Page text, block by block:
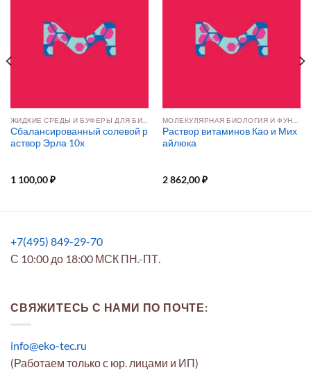
Сбалансированный солевой р
аствор Эрла 10x
1 100,00₽
Раствор витаминов Као и Мих
айлюка
2 862,00₽
+7(495) 849-29-70
С 10:00 до 18:00 МСК ПН.-ПТ.
СВЯЖИТЕСЬ С НАМИ ПО ПОЧТЕ:
info@eko-tec.ru
(Работаем только с юр. лицами и ИП)